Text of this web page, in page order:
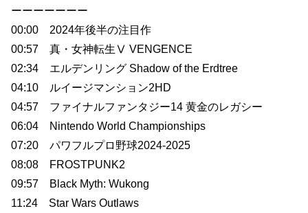
ーーーーーーー
00:00 2024年後半の注目作
00:57 真・女神転生Ⅴ VENGENCE
02:34 エルデンリング Shadow of the Erdtree
04:10 ルイージマンション2HD
04:57 ファイナルファンタジー14 黄金のレガシー
06:04 Nintendo World Championships
07:20 パワフルプロ野球2024-2025
08:08 FROSTPUNK2
09:57 Black Myth: Wukong
11:24 Star Wars Outlaws